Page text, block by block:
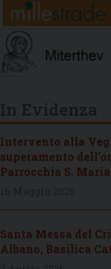
Intervento alla
superamento
Parrocchia S.
Santa Messa del
Albano, Basilica